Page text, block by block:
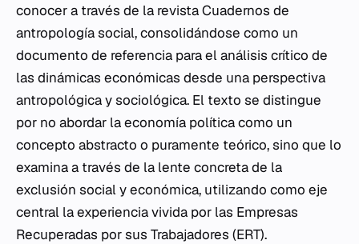
conocer a través de la revistaCuadernos de
antropología social, consolidándose como un
documento de referencia para el análisis crítico de
las dinámicas económicas desde una perspectiva
antropológica y sociológica. El texto se distingue
por no abordar la economía política como un
concepto abstracto o puramente teórico, sino que lo
examina a través de la lente concreta de la
exclusión social y económica, utilizando como eje
central la experiencia vivida por las Empresas
Recuperadas por sus Trabajadores (ERT).